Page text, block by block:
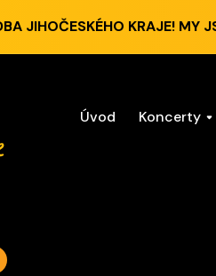
JIHOČESKÉHO KRAJE! MY
Úvod Koncerty